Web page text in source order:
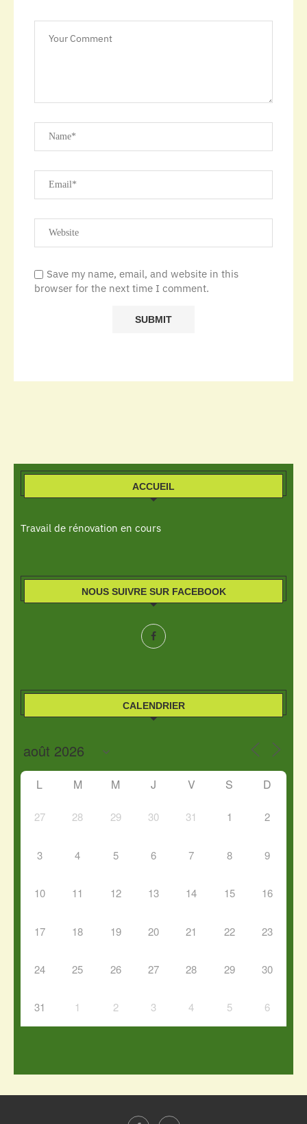
Save my name, email, and website in this
browser for the next time I comment.
ACCUEIL
Travail de rénovation en cours
NOUS SUIVRE SUR FACEBOOK
CALENDRIER
L M M J V S D
27 28 29 30 31 1 2
3 4 5 6 7 8 9
10 11 12 13 14 15 16
17 18 19 20 21 22 23
24 25 26 27 28 29 30
31 1 2 3 4 5 6